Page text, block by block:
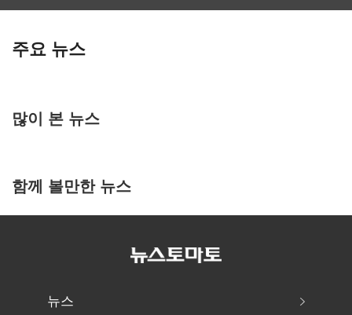
주요 뉴스
많이 본 뉴스
함께 볼만한 뉴스
뉴스